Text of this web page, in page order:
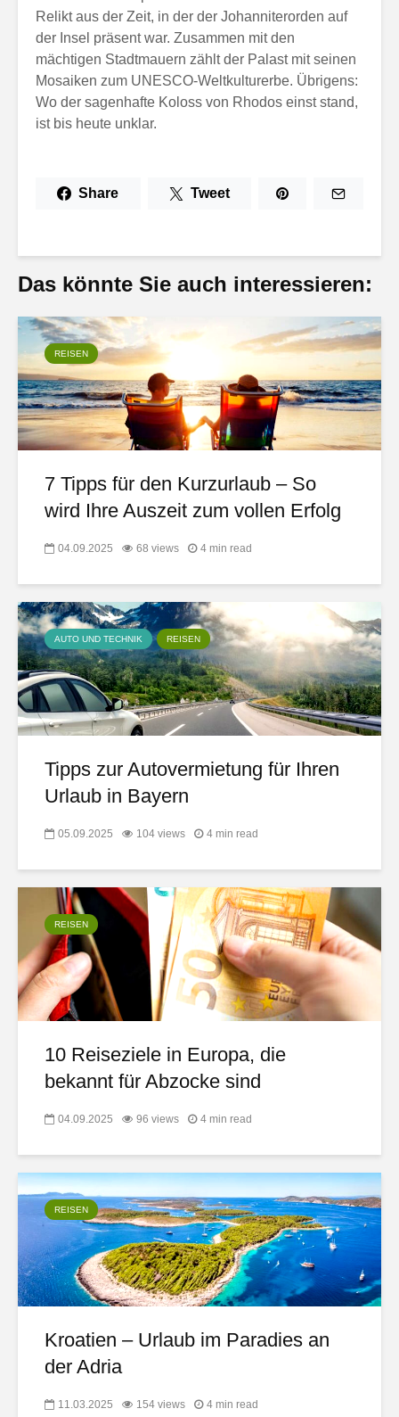
Relikt aus der Zeit, in der der Johanniterorden auf
der Insel präsent war. Zusammen mit den
mächtigen Stadtmauern zählt der Palast mit seinen
Mosaiken zum UNESCO-Weltkulturerbe. Übrigens:
Wo der sagenhafte Koloss von Rhodos einst stand,
ist bis heute unklar.
Share Tweet
Das könnte Sie auch interessieren:
REISEN
7 Tipps für den Kurzurlaub – So
wird Ihre Auszeit zum vollen Erfolg
04.09.2025 68 views 4 min read
AUTO UND TECHNIK REISEN
Tipps zur Autovermietung für Ihren
Urlaub in Bayern
05.09.2025 104 views 4 min read
REISEN
10 Reiseziele in Europa, die
bekannt für Abzocke sind
04.09.2025 96 views 4 min read
REISEN
Kroatien – Urlaub im Paradies an
der Adria
11.03.2025 154 views 4 min read